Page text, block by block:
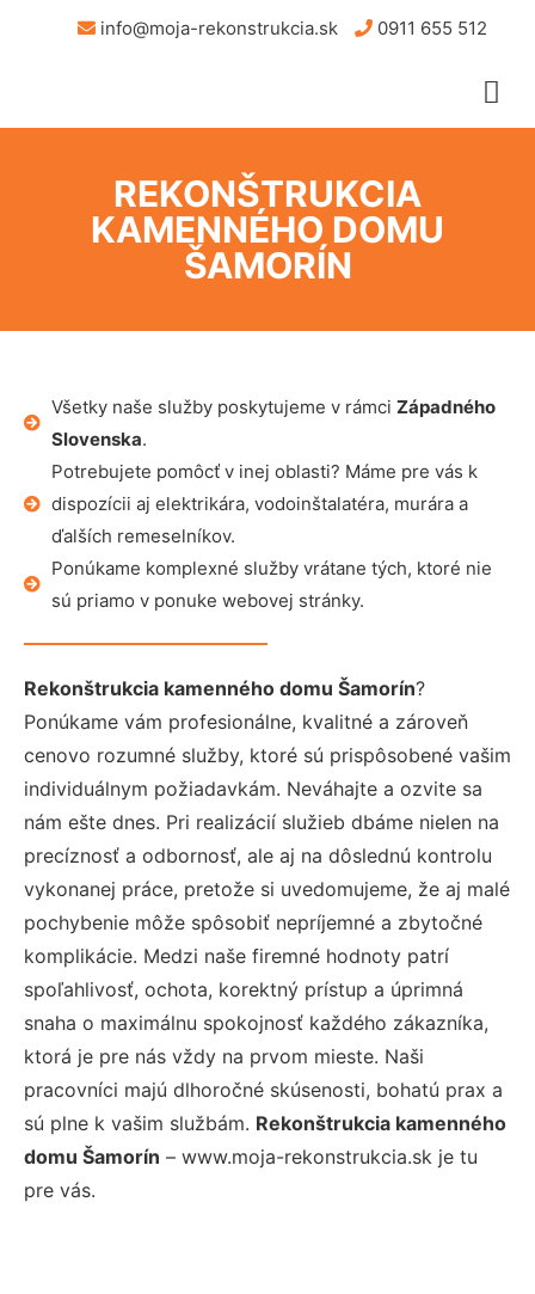
info@moja-rekonstrukcia.sk 0911 655 512
REKONŠTRUKCIA
KAMENNÉHO DOMU
ŠAMORÍN
Všetky naše služby poskytujeme v rámci Západného
Slovenska.
Potrebujete pomôcť v inej oblasti? Máme pre vás k
dispozícii aj elektrikára, vodoinštalatéra, murára a
ďalších remeselníkov.
Ponúkame komplexné služby vrátane tých, ktoré nie
sú priamo v ponuke webovej stránky.
Rekonštrukcia kamenného domu Šamorín?
Ponúkame vám profesionálne, kvalitné a zároveň
cenovo rozumné služby, ktoré sú prispôsobené vašim
individuálnym požiadavkám. Neváhajte a ozvite sa
nám ešte dnes. Pri realizácií služieb dbáme nielen na
precíznosť a odbornosť, ale aj na dôslednú kontrolu
vykonanej práce, pretože si uvedomujeme, že aj malé
pochybenie môže spôsobiť nepríjemné a zbytočné
komplikácie. Medzi naše firemné hodnoty patrí
spoľahlivosť, ochota, korektný prístup a úprimná
snaha o maximálnu spokojnosť každého zákazníka,
ktorá je pre nás vždy na prvom mieste. Naši
pracovníci majú dlhoročné skúsenosti, bohatú prax a
sú plne k vašim službám. Rekonštrukcia kamenného
domu Šamorín – www.moja-rekonstrukcia.sk je tu
pre vás.